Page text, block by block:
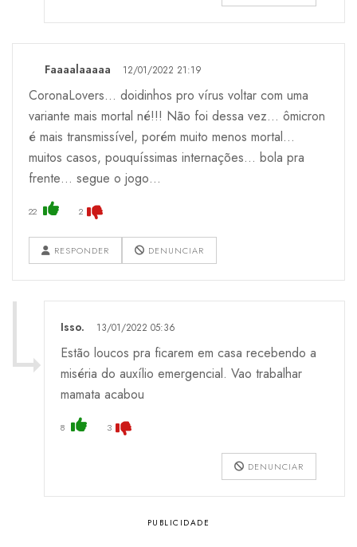
Faaaalaaaaa 12/01/2022 21:19
CoronaLovers… doidinhos pro vírus voltar com uma
variante mais mortal né!!! Não foi dessa vez… ômicron
é mais transmissível, porém muito menos mortal…
muitos casos, pouquíssimas internações… bola pra
frente… segue o jogo…
22 2
RESPONDER DENUNCIAR
Isso. 13/01/2022 05:36
Estão loucos pra ficarem em casa recebendo a
miséria do auxílio emergencial. Vao trabalhar
mamata acabou
8 3
DENUNCIAR